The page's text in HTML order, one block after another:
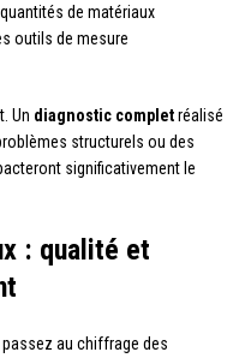
de matériaux
outils de mesure
Un diagnostic completréalisé
structurels ou des
significativement le
: qualité et
au chiffrage des